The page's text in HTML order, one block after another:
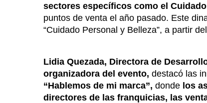
sectores específicos como el
puntos de venta el año pasado. Este
“Cuidado Personal y Belleza”, a partir
Lidia Quezada, Directora de
organizadora del evento, destacó las
“Hablemos de mi marca”, donde los
directores de las franquicias, las